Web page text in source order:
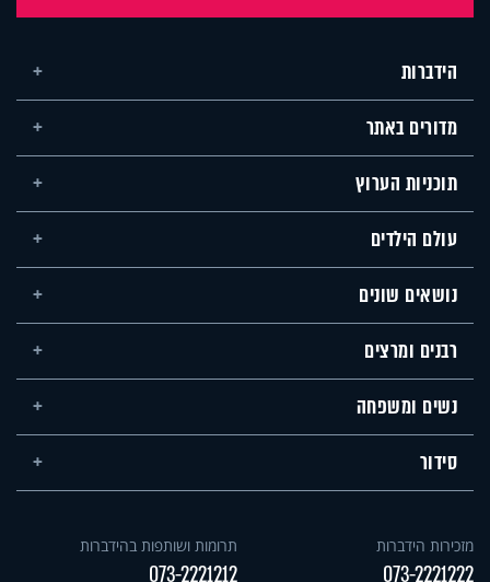
הידברות
מדורים באתר
תוכניות הערוץ
עולם הילדים
נושאים שונים
רבנים ומרצים
נשים ומשפחה
סידור
מזכירות הידברות
073-2221222
תרומות ושותפות בהידברות
073-2221212